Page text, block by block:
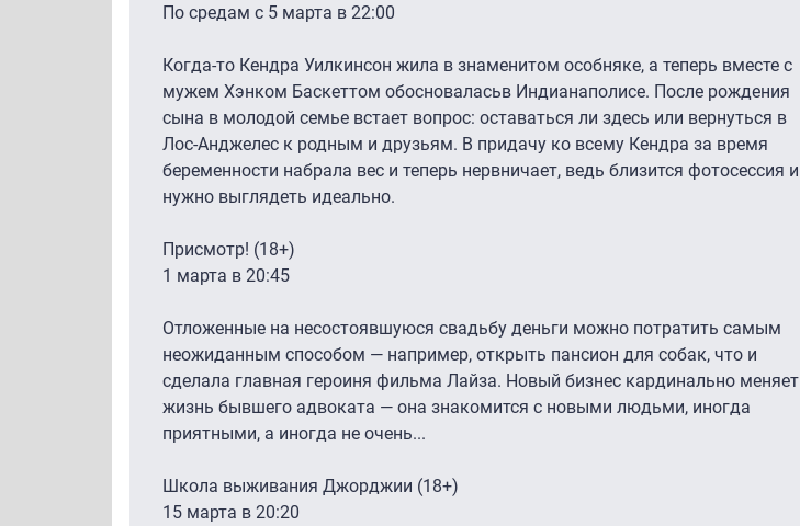
По средам с 5 марта в 22:00
Когда-то Кендра Уилкинсон жила в знаменитом особняке, а теперь вместе с
мужем Хэнком Баскеттом обосноваласьв Индианаполисе. После рождения
сына в молодой семье встает вопрос: оставаться ли здесь или вернуться в
Лос-Анджелес к родным и друзьям. В придачу ко всему Кендра за время
беременности набрала вес и теперь нервничает, ведь близится фотосессия и
нужно выглядеть идеально.
Присмотр! (18+)
1 марта в 20:45
Отложенные на несостоявшуюся свадьбу деньги можно потратить самым
неожиданным способом — например, открыть пансион для собак, что и
сделала главная героиня фильма Лайза. Новый бизнес кардинально меняет
жизнь бывшего адвоката — она знакомится с новыми людьми, иногда
приятными, а иногда не очень...
Школа выживания Джорджии (18+)
15 марта в 20:20